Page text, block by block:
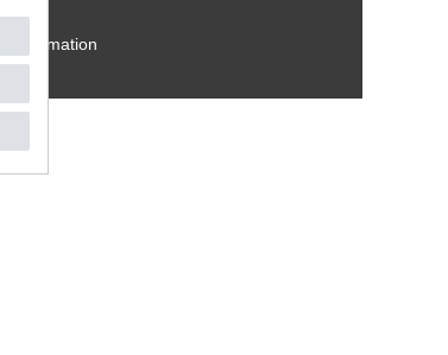
Reklamation